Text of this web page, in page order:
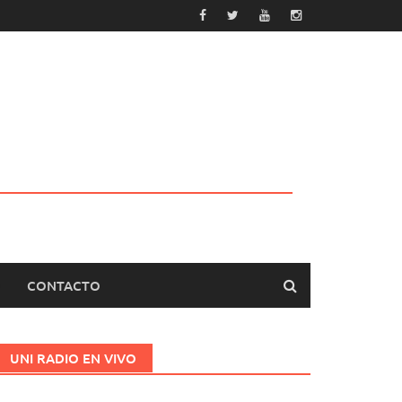
CONTACTO
UNI RADIO EN VIVO